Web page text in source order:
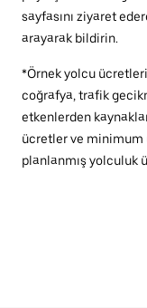
sayfasını ziyaret
arayarak bildirin.
*Örnek yolcu
coğrafya, trafik
etkenlerden
ücretler ve minimum
planlanmış yolculuk